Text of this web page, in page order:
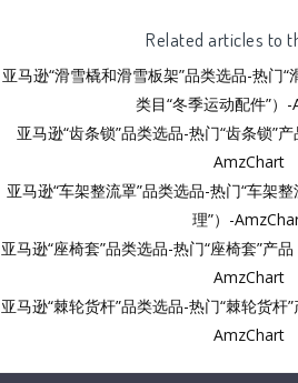
Related articles to
亚马逊“滑雪橇和滑雪板架”品类选品-热门
类目“冬季运动配件”）
亚马逊“齿条锁”品类选品-热门“齿条锁”
AmzChart
亚马逊“车架整流罩”品类选品-热门“车架
理”）-
亚马逊“座椅套”品类选品-热门“座椅套”产
AmzChart
亚马逊“棘轮货杆”品类选品-热门“棘轮货杆
AmzChart